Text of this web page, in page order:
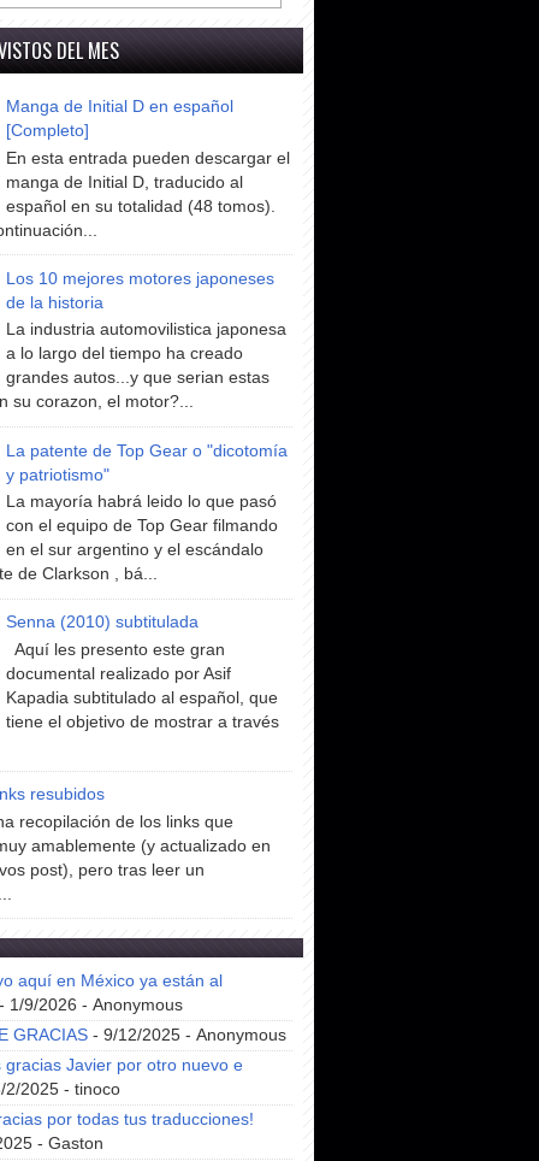
DEL MES
Manga de Initial D en español
[Completo]
En esta entrada pueden descargar el
manga de Initial D, traducido al
español en su totalidad (48 tomos).
Los 10 mejores motores japoneses
de la historia
La industria automovilistica japonesa
a lo largo del tiempo ha creado
grandes autos...y que serian estas
su corazon, el motor?...
La patente de Top Gear o "dicotomía
y patriotismo"
La mayoría habrá leido lo que pasó
con el equipo de Top Gear filmando
en el sur argentino y el escándalo
de Clarkson , bá...
Senna (2010) subtitulada
Aquí les presento este gran
documental realizado por Asif
Kapadia subtitulado al español, que
tiene el objetivo de mostrar a través
resubidos
recopilación de los links que
amablemente (y actualizado en
post), pero tras leer un
aquí en México ya están al
1/9/2026 - Anonymous
GRACIAS - 9/12/2025 - Anonymous
gracias Javier por otro nuevo e
2025 - tinoco
por todas tus traducciones!
- Gaston